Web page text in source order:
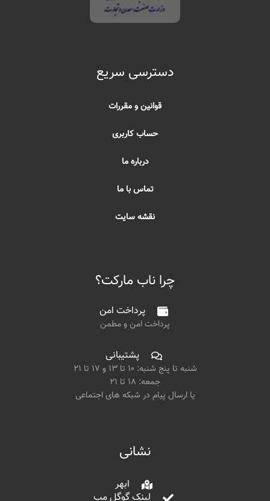
دسترسی سریع
قوانین و مقررات
حساب کاربری
درباره ما
تماس با ما
نقشه سایت
چرا ناب مارکت؟
پرداخت امن
پرداخت امن و مطمن
پشتیبانی
شنبه تا پنج شنبه: ۱۰ تا ۱۳ و ۱۷ تا ۲۱
جمعه: ۱۸ تا ۲۱
یا ارسال پیام در شبکه های اجتماعی
نشانی
ابهر
لینک گوگل مپ